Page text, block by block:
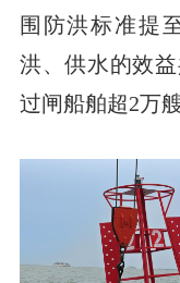
围防洪标准提
洪、供水的效
过闸船舶超2万